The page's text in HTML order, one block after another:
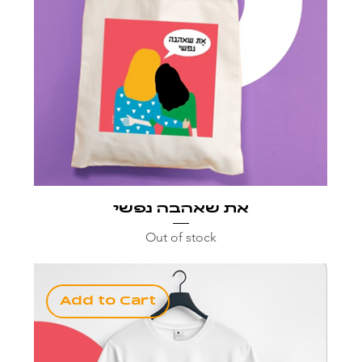
את שאהבה נפשי
Out of stock
Add to Cart